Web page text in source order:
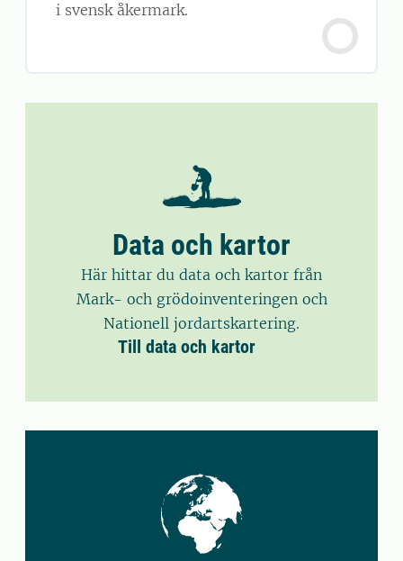
i svensk åkermark.
Data och kartor
Här hittar du data och kartor från
Mark- och grödoinventeringen och
Nationell jordartskartering.
Till data och kartor